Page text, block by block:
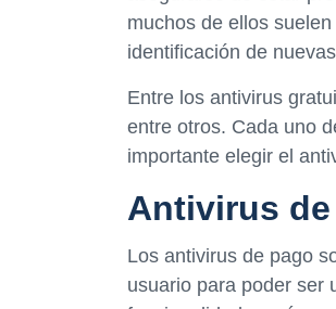
muchos de ellos
identificación de
Entre los antivirus
entre otros. Cada uno
importante elegir el
Antivirus
Los antivirus de pago
usuario para poder ser